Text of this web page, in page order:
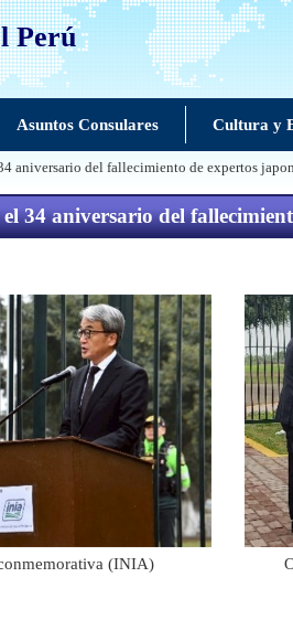
Perú
Asuntos Consulares Cultura y
aniversario del fallecimiento de expertos
34 aniversario del
(INIA)